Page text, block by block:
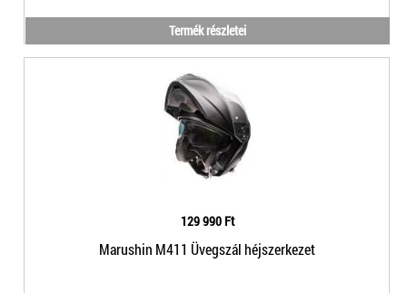
Termék részletei
129 990 Ft
Marushin M411 Üvegszál héjszerkezet